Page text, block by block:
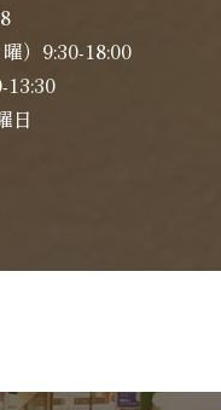
曜）9:30-18:00
13:30
日